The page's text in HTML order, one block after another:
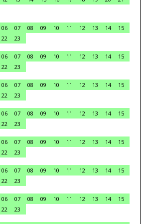
06 07 08 09 10 11 12 13 14
15
22
23
06 07 08 09 10 11 12 13 14
15
22
23
06 07 08 09 10 11 12 13 14
15
22
23
06 07 08 09 10 11 12 13 14
15
22
23
06 07 08 09 10 11 12 13 14
15
22
23
06 07 08 09 10 11 12 13 14
15
22
23
06 07 08 09 10 11 12 13 14
15
22
23